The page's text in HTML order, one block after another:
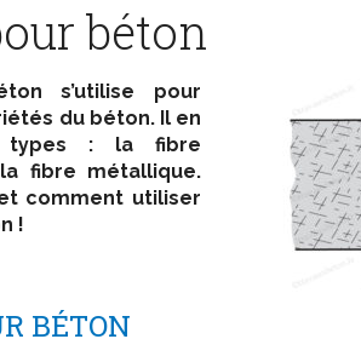
béton
s’utilise pour
du béton. Il en
types : la fibre
fibre métallique.
comment utiliser
!
BÉTON